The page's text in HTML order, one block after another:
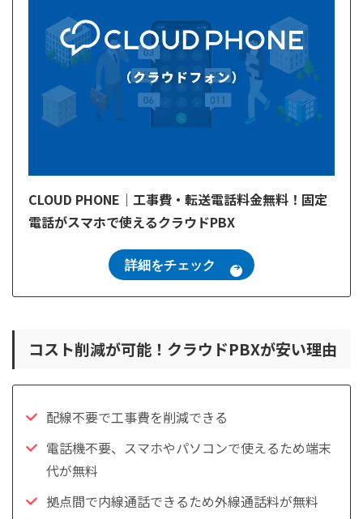
CLOUD PHONE｜工事費・転送電話料金無料！固定
電話がスマホで使えるクラウドPBX
詳細をチェック
コスト削減が可能！クラウドPBXが安い理由
配線不要で工事費を削減できる
電話機不要、スマホやパソコンで使えるため端末
代が無料
拠点間で内線通話できるため外線通話料が無料